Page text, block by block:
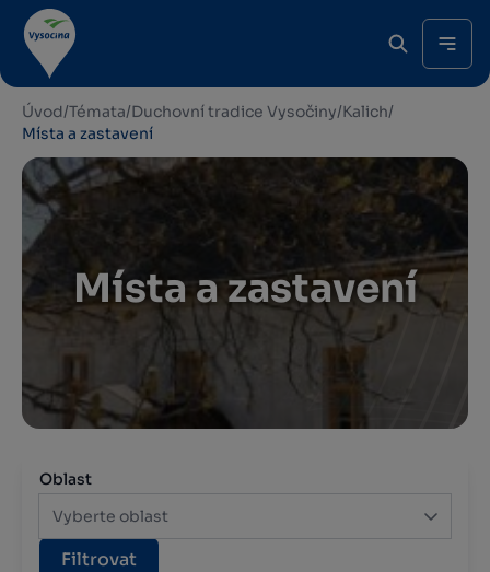
Úvod/Témata/Duchovní tradice Vysočiny/Kalich/
Místa a zastavení
Místa a zastavení
Oblast
Vyberte oblast
Filtrovat